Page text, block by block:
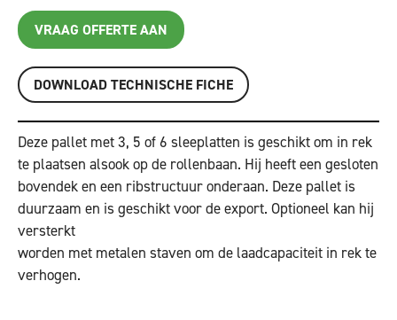
VRAAG OFFERTE AAN
DOWNLOAD TECHNISCHE FICHE
Deze pallet met 3, 5 of 6 sleeplatten is geschikt om in rek
te plaatsen alsook op de rollenbaan. Hij heeft een gesloten
bovendek en een ribstructuur onderaan. Deze pallet is
duurzaam en is geschikt voor de export. Optioneel kan hij
versterkt
worden met metalen staven om de laadcapaciteit in rek te
verhogen.